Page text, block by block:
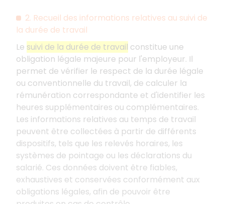
2. Recueil des informations relatives au suivi de
la durée de travail
Le suivi de la durée de travail constitue une
obligation légale majeure pour l'employeur. Il
permet de vérifier le respect de la durée légale
ou conventionnelle du travail, de calculer la
rémunération correspondante et d'identifier les
heures supplémentaires ou complémentaires.
Les informations relatives au temps de travail
peuvent être collectées à partir de différents
dispositifs, tels que les relevés horaires, les
systèmes de pointage ou les déclarations du
salarié. Ces données doivent être fiables,
exhaustives et conservées conformément aux
obligations légales, afin de pouvoir être